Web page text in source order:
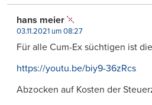
hans meier
03.11.2021 um 08:27
Für alle Cum-Ex süchtigen ist
https://youtu.be/biy9-36zRcs
Abzocken auf Kosten der